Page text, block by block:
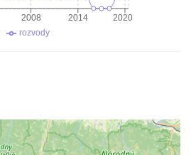
2008 2014 2020
rozvody